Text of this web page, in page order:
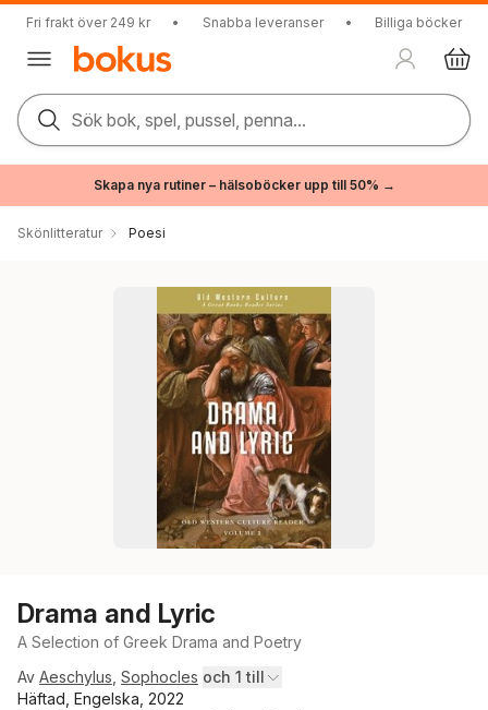
Fri frakt över 249 kr • Snabba leveranser • Billiga böcker
Sök bok, spel, pussel, penna...
Skapa nya rutiner – hälsoböcker upp till 50% →
Skönlitteratur Poesi
Drama and Lyric
A Selection of Greek Drama and Poetry
Av Aeschylus Sophocles och 1 till
Häftad, Engelska, 2022